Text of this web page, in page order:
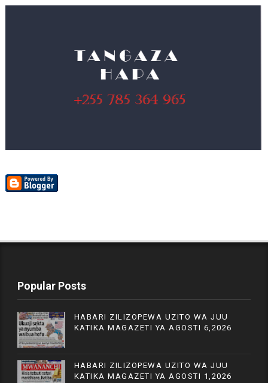
Popular Posts
HABARI ZILIZOPEWA UZITO WA JUU
KATIKA MAGAZETI YA AGOSTI 6,2026
HABARI ZILIZOPEWA UZITO WA JUU
KATIKA MAGAZETI YA AGOSTI 1,2026